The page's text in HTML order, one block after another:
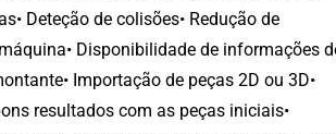
• Deteção de colisões• Redução de
• Disponibilidade de informações
• Importação de peças 2D ou 3D•
resultados com as peças iniciais•